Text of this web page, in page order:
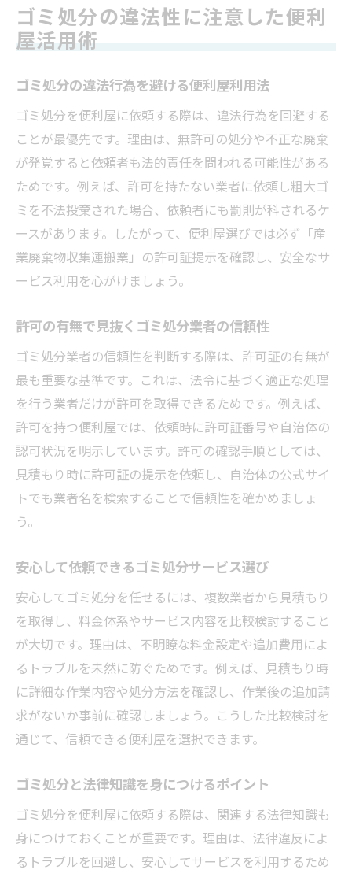
ゴミ処分の違法性に注意した便利
屋活用術
ゴミ処分の違法行為を避ける便利屋利用法
ゴミ処分を便利屋に依頼する際は、違法行為を回避する
ことが最優先です。理由は、無許可の処分や不正な廃棄
が発覚すると依頼者も法的責任を問われる可能性がある
ためです。例えば、許可を持たない業者に依頼し粗大ゴ
ミを不法投棄された場合、依頼者にも罰則が科されるケ
ースがあります。したがって、便利屋選びでは必ず「産
業廃棄物収集運搬業」の許可証提示を確認し、安全なサ
ービス利用を心がけましょう。
許可の有無で見抜くゴミ処分業者の信頼性
ゴミ処分業者の信頼性を判断する際は、許可証の有無が
最も重要な基準です。これは、法令に基づく適正な処理
を行う業者だけが許可を取得できるためです。例えば、
許可を持つ便利屋では、依頼時に許可証番号や自治体の
認可状況を明示しています。許可の確認手順としては、
見積もり時に許可証の提示を依頼し、自治体の公式サイ
トでも業者名を検索することで信頼性を確かめましょ
う。
安心して依頼できるゴミ処分サービス選び
安心してゴミ処分を任せるには、複数業者から見積もり
を取得し、料金体系やサービス内容を比較検討すること
が大切です。理由は、不明瞭な料金設定や追加費用によ
るトラブルを未然に防ぐためです。例えば、見積もり時
に詳細な作業内容や処分方法を確認し、作業後の追加請
求がないか事前に確認しましょう。こうした比較検討を
通じて、信頼できる便利屋を選択できます。
ゴミ処分と法律知識を身につけるポイント
ゴミ処分を便利屋に依頼する際は、関連する法律知識も
身につけておくことが重要です。理由は、法律違反によ
るトラブルを回避し、安心してサービスを利用するため